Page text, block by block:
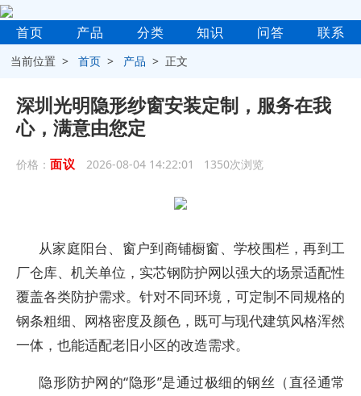
首页 产品 分类 知识 问答 联系
当前位置 >首页 > 产品 > 正文
深圳光明隐形纱窗安装定制，服务在我
心，满意由您定
价格： 面议 2026-08-04 14:22:01 1350次浏览
从家庭阳台、窗户到商铺橱窗、学校围栏，再到工
厂仓库、机关单位，实芯钢防护网以强大的场景适配性
覆盖各类防护需求。针对不同环境，可定制不同规格的
钢条粗细、网格密度及颜色，既可与现代建筑风格浑然
一体，也能适配老旧小区的改造需求。
隐形防护网的“隐形”是通过极细的钢丝（直径通常